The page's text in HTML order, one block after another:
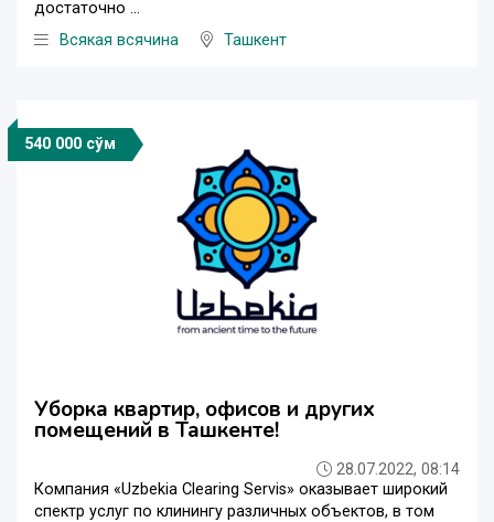
достаточно ...
Всякая всячина
Ташкент
540 000 сўм
Уборка квартир, офисов и других
помещений в Ташкенте!
28.07.2022, 08:14
Компания «Uzbekia Clearing Servis» оказывает широкий
спектр услуг по клинингу различных объектов, в том